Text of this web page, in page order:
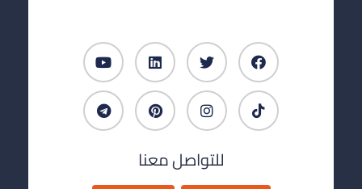
للتواصل معنا